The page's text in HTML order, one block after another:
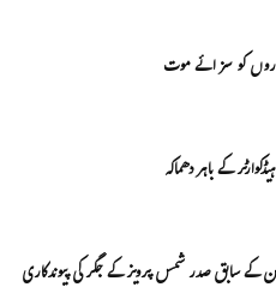
کے باہر دھماکہ
کے سابق صدر شمس پرویز کے جگر کی پیوندکاری